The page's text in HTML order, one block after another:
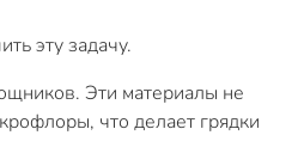
эту задачу.
Эти материалы не
что делает грядки